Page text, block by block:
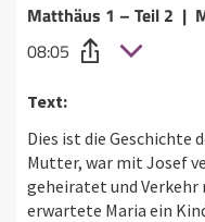
Matthäus 1 – Teil 2 |
08:05
Text:
Dies ist die Geschichte
Mutter, war mit Josef
geheiratet und
erwartete Maria ein